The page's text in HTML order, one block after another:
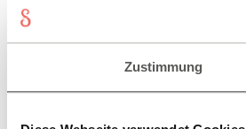
Zustimmung